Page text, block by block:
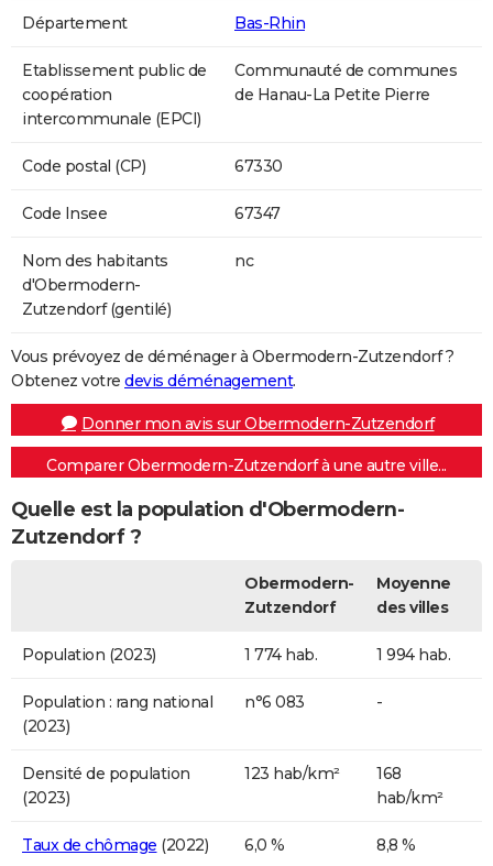
Département Bas-Rhin
Etablissement public de
coopération
intercommunale (EPCI)
Communauté de communes
de Hanau-La Petite Pierre
Code postal (CP) 67330
Code Insee 67347
Nom des habitants
d'Obermodern-
Zutzendorf (gentilé)
nc
Vous prévoyez de déménager à Obermodern-Zutzendorf ?
Obtenez votre devis déménagement.
Donner mon avis sur Obermodern-Zutzendorf
Comparer Obermodern-Zutzendorf à une autre ville...
Quelle est la population d'Obermodern-
Zutzendorf ?
Obermodern-
Zutzendorf
Moyenne
des villes
Population (2023) 1 774 hab. 1 994 hab.
Population : rang national
(2023)
n°6 083 -
Densité de population
(2023)
123 hab/km²
168
hab/km²
Taux de chômage (2022) 6,0 % 8,8 %